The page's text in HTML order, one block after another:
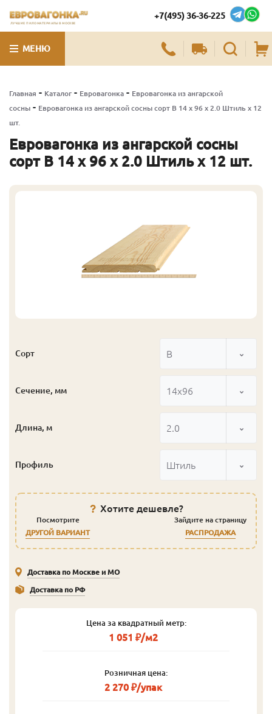
ЛУЧШИЕ ПИЛОМАТЕРИАЛЫ В МОСКВЕ
+7(495) 36-36-225
МЕНЮ
Главная - Каталог - Евровагонка - Евровагонка из ангарской
сосны - Евровагонка из ангарской сосны сорт В 14 x 96 x 2.0 Штиль x 12
шт.
Евровагонка из ангарской сосны
сорт В 14 x 96 x 2.0 Штиль x 12 шт.
Сорт В
Сечение, мм 14x96
Длина, м 2.0
Профиль Штиль
Хотите дешевле?
Посмотрите
ДРУГОЙ ВАРИАНТ
Зайдите на страницу
РАСПРОДАЖА
Доставка по Москве и МО
Доставка по РФ
Цена за квадратный метр:
1 051 ₽/м2
Розничная цена:
2 270 ₽/упак